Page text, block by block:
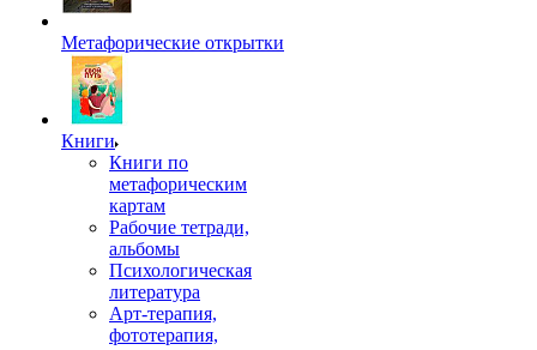
Метафорические открытки
Книги
Книги по
метафорическим
картам
Рабочие тетради,
альбомы
Психологическая
литература
Арт-терапия,
фототерапия,